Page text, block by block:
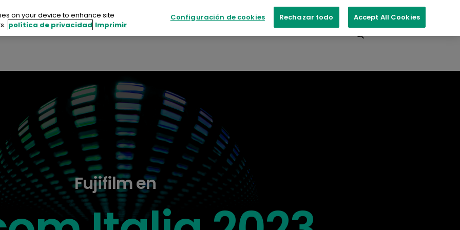
Sostenibilidad Recursos Contacte con nosotros
con nosotros
Fujifilm en
on your device to enhance site
política de privacidad Imprimir
Configuración de cookies Rechazar todo Accept All Cookies